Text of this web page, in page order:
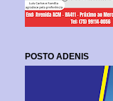
POSTO ADENIS